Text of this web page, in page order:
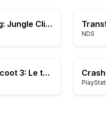
Donkey Kong: Jungle Climber
NDS
Crash Bandicoot 3: Le temps pour un warp